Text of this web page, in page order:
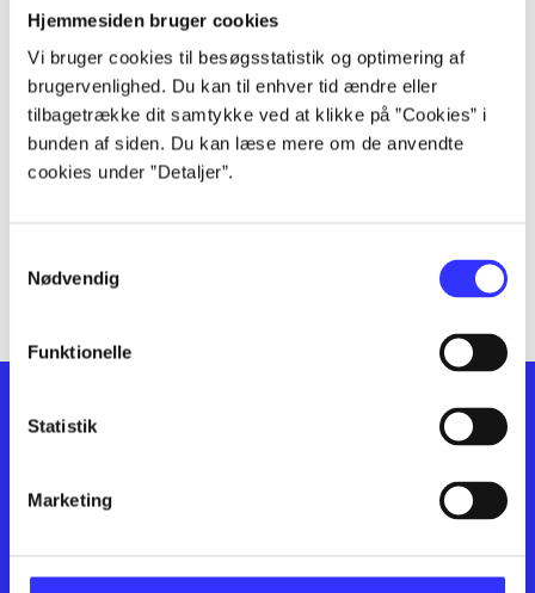
Hjemmesiden bruger cookies
Vi bruger cookies til besøgsstatistik og optimering af
brugervenlighed. Du kan til enhver tid ændre eller
tilbagetrække dit samtykke ved at klikke på ”Cookies” i
bunden af siden. Du kan læse mere om de anvendte
cookies under ”Detaljer”.
Nødvendig
Funktionelle
Statistik
Marketing
lorem ipsum dolor sit amet ...
lorem ipsum dolor sit amet ...
lorem ipsum dolor sit amet ...
lorem ipsum dolor sit amet ...
lorem ipsum dolor sit amet ...
lorem ipsum dolor sit amet ...
lorem ipsum dolor sit amet ...